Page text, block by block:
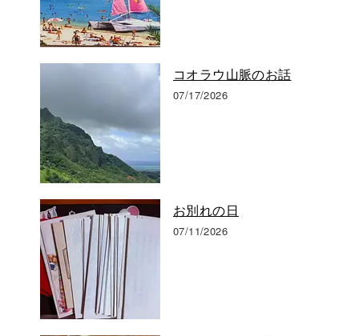
コオラウ山脈のお話
07/17/2026
お別れの日
07/11/2026